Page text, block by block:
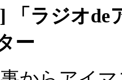
] 「ラジオde
ー